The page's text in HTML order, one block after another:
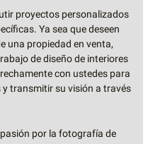
proyectos personalizados
Ya sea que deseen
una propiedad en venta,
de diseño de interiores
con ustedes para
transmitir su visión a través
por la fotografía de